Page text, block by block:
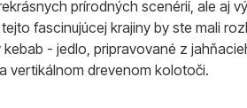
prírodných scenérií, ale aj
fascinujúcej krajiny by ste mali
- jedlo, pripravované z
vertikálnom drevenom kolotoči.